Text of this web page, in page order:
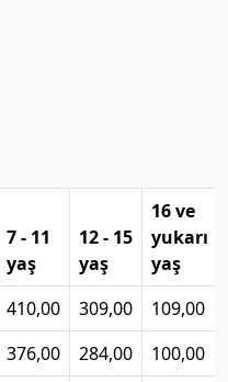
7 - 11
yaş
12 - 15
yaş
16 ve
yukarı
yaş
410,00 309,00
109,00
376,00 284,00
100,00